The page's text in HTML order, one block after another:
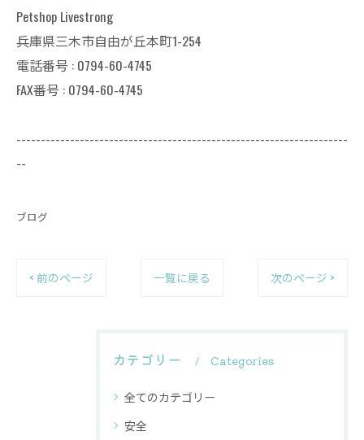
Petshop Livestrong
兵庫県三木市自由が丘本町1-254
電話番号 : 0794-60-4745
FAX番号 : 0794-60-4745
--------------------------------------------------------------------
--
ブログ
< 前のページ 一覧に戻る 次のページ >
カテゴリー Categories
全てのカテゴリー
安全